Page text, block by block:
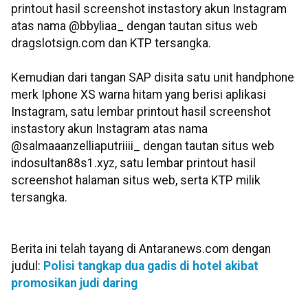
printout hasil screenshot instastory akun Instagram
atas nama @bbyliaa_ dengan tautan situs web
dragslotsign.com dan KTP tersangka.
Kemudian dari tangan SAP disita satu unit handphone
merk Iphone XS warna hitam yang berisi aplikasi
Instagram, satu lembar printout hasil screenshot
instastory akun Instagram atas nama
@salmaaanzelliaputriiii_ dengan tautan situs web
indosultan88s1.xyz, satu lembar printout hasil
screenshot halaman situs web, serta KTP milik
tersangka.
Berita ini telah tayang di Antaranews.com dengan
judul: Polisi tangkap dua gadis di hotel akibat
promosikan judi daring